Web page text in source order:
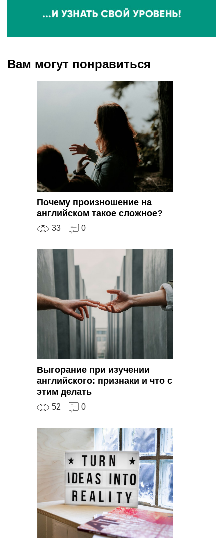
Вам могут понравиться
Почему произношение на
английском такое сложное?
33 0
Выгорание при изучении
английского: признаки и что с
этим делать
52 0